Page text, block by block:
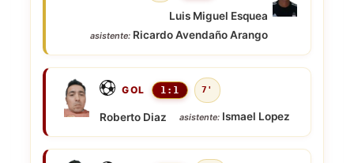
Luis Miguel Esquea
asistente: Ricardo Avendaño Arango
GOL 1:1 7'
Roberto Diaz asistente: Ismael Lopez